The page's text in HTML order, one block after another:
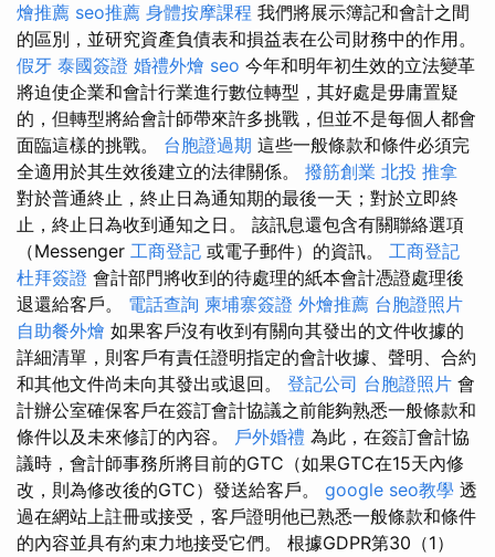
燴推薦 seo推薦 身體按摩課程 我們將展示簿記和會計之間
的區別，並研究資產負債表和損益表在公司財務中的作用。
假牙 泰國簽證 婚禮外燴 seo 今年和明年初生效的立法變革
將迫使企業和會計行業進行數位轉型，其好處是毋庸置疑
的，但轉型將給會計師帶來許多挑戰，但並不是每個人都會
面臨這樣的挑戰。 台胞證過期 這些一般條款和條件必須完
全適用於其生效後建立的法律關係。 撥筋創業 北投 推拿
對於普通終止，終止日為通知期的最後一天；對於立即終
止，終止日為收到通知之日。 該訊息還包含有關聯絡選項
（Messenger 工商登記 或電子郵件）的資訊。 工商登記
杜拜簽證 會計部門將收到的待處理的紙本會計憑證處理後
退還給客戶。 電話查詢 柬埔寨簽證 外燴推薦 台胞證照片
自助餐外燴 如果客戶沒有收到有關向其發出的文件收據的
詳細清單，則客戶有責任證明指定的會計收據、聲明、合約
和其他文件尚未向其發出或退回。 登記公司 台胞證照片 會
計辦公室確保客戶在簽訂會計協議之前能夠熟悉一般條款和
條件以及未來修訂的內容。 戶外婚禮 為此，在簽訂會計協
議時，會計師事務所將目前的GTC（如果GTC在15天內修
改，則為修改後的GTC）發送給客戶。 google seo教學 透
過在網站上註冊或接受，客戶證明他已熟悉一般條款和條件
的內容並具有約束力地接受它們。 根據GDPR第30（1）